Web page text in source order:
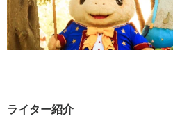
ライター紹介